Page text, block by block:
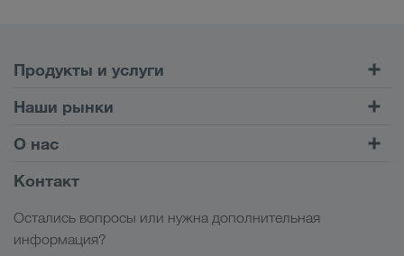
Продукты и услуги
Автомобильные перевозки
Клиентский портал CONNECT
Цифровые решения
Мой вход в систему LKW WALTER
Наши рынки
Европа
Кавказ
Центральная Азия
Ближний Восток
О нас
Информация о компании
Социальная ответственность
Контакт
Остались вопросы или нужна дополнительная
информация?